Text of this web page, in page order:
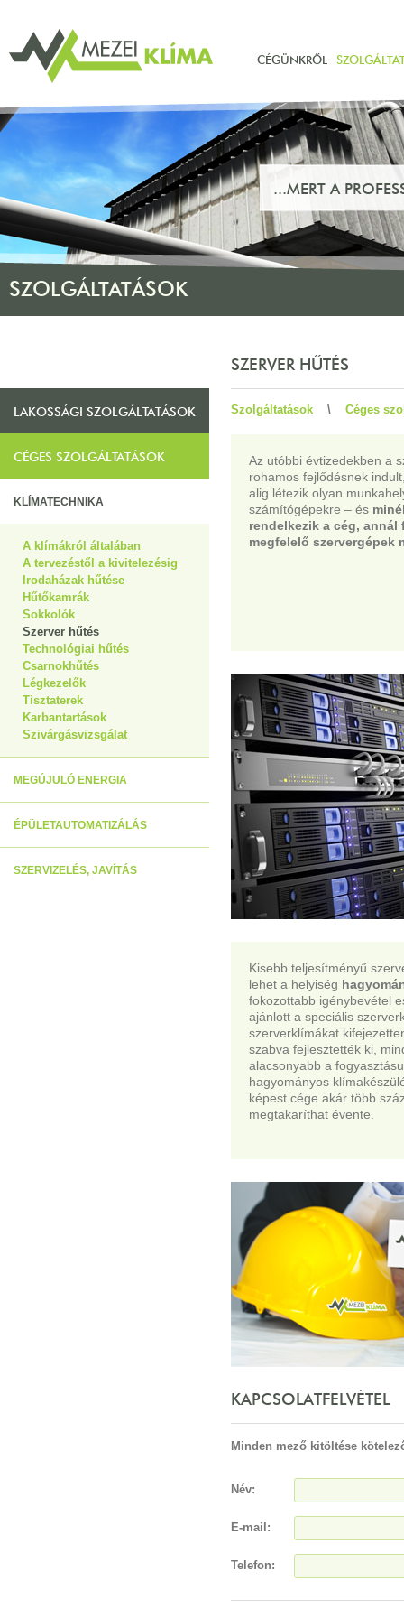
CÉGÜNKRŐL
...MERT A
SZOLGÁLTATÁSOK
LAKOSSÁGI SZOLGÁLTATÁSOK
CÉGES SZOLGÁLTATÁSOK
KLÍMATECHNIKA
A klímákról általában
A tervezéstől a kivitelezésig
Irodaházak hűtése
Hűtőkamrák
Sokkolók
Szerver hűtés
Technológiai hűtés
Csarnokhűtés
Légkezelők
Tisztaterek
Karbantartások
Szivárgásvizsgálat
MEGÚJULÓ ENERGIA
ÉPÜLETAUTOMATIZÁLÁS
SZERVIZELÉS, JAVÍTÁS
SZERVER HŰTÉS
Szolgáltatások \ Céges
Az utóbbi évtizedekben a
rohamos fejlődésnek
alig létezik olyan
számítógépekre – és
rendelkezik a cég, annál
megfelelő szervergépek
Kisebb teljesítményű
lehet a helyiség
fokozottabb igénybevétel
ajánlott a speciális
szerverklímákat
szabva fejlesztették ki,
alacsonyabb a
hagyományos
képest cége akár több
megtakaríthat évente.
KAPCSOLATFELVÉTEL
Minden mező kitöltése
Név:
E-mail:
Telefon: